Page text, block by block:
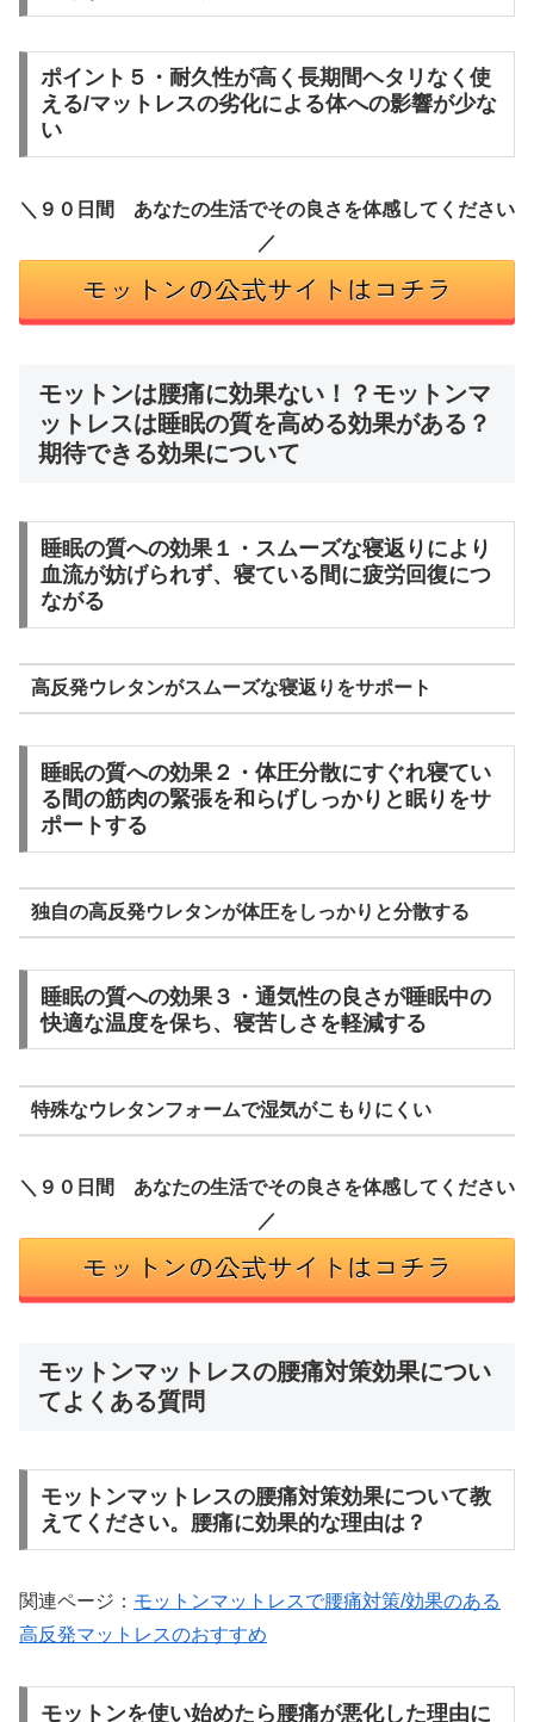
ポイント５・耐久性が高く長期間ヘタリなく使
える/マットレスの劣化による体への影響が少な
い
＼９０日間 あなたの生活でその良さを体感してください
／
モットンは腰痛に効果ない！？モットンマ
ットレスは睡眠の質を高める効果がある？
期待できる効果について
睡眠の質への効果１・スムーズな寝返りにより
血流が妨げられず、寝ている間に疲労回復につ
ながる
高反発ウレタンがスムーズな寝返りをサポート
睡眠の質への効果２・体圧分散にすぐれ寝てい
る間の筋肉の緊張を和らげしっかりと眠りをサ
ポートする
独自の高反発ウレタンが体圧をしっかりと分散する
睡眠の質への効果３・通気性の良さが睡眠中の
快適な温度を保ち、寝苦しさを軽減する
特殊なウレタンフォームで湿気がこもりにくい
＼９０日間 あなたの生活でその良さを体感してください
／
モットンマットレスの腰痛対策効果につい
てよくある質問
モットンマットレスの腰痛対策効果について教
えてください。腰痛に効果的な理由は？
関連ページ： モットンマットレスで腰痛対策/効果のある
高反発マットレスのおすすめ
モットンを使い始めたら腰痛が悪化した理由に